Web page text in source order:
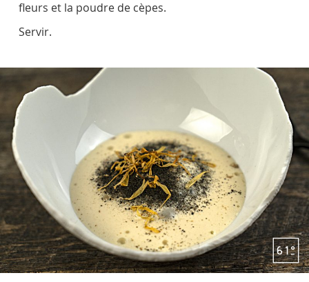
fleurs et la poudre de cèpes.
Servir.